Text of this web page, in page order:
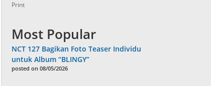
Print
Most Popular
NCT 127 Bagikan Foto Teaser Individu
untuk Album “BLINGY”
posted on 08/05/2026